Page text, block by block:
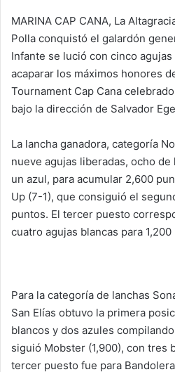
MARINA CAP CANA, La
Polla conquistó el galardón
Infante se lució con cinco
acaparar los máximos honores
Tournament Cap Cana
bajo la dirección de Salvador
La lancha ganadora, categoría
nueve agujas liberadas, ocho
un azul, para acumular 2,600
Up (7-1), que consiguió el
puntos. El tercer puesto
cuatro agujas blancas para 1,200
Para la categoría de lanchas
San Elías obtuvo la primera
blancos y dos azules
siguió Mobster (1,900), con tres
tercer puesto fue para